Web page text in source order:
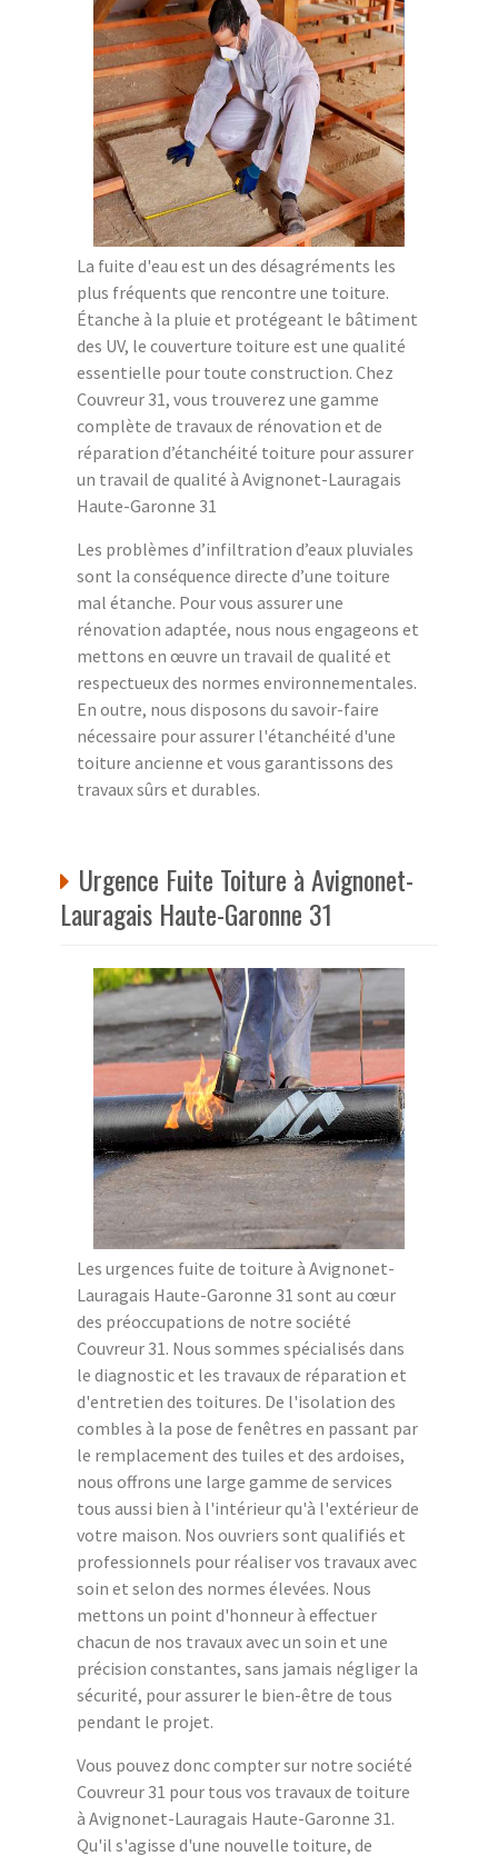
La fuite d'eau est un des désagréments les
plus fréquents que rencontre une toiture.
Étanche à la pluie et protégeant le bâtiment
des UV, le couverture toiture est une qualité
essentielle pour toute construction. Chez
Couvreur 31, vous trouverez une gamme
complète de travaux de rénovation et de
réparation d’étanchéité toiture pour assurer
un travail de qualité à Avignonet-Lauragais
Haute-Garonne 31
Les problèmes d’infiltration d’eaux pluviales
sont la conséquence directe d’une toiture
mal étanche. Pour vous assurer une
rénovation adaptée, nous nous engageons et
mettons en œuvre un travail de qualité et
respectueux des normes environnementales.
En outre, nous disposons du savoir-faire
nécessaire pour assurer l'étanchéité d'une
toiture ancienne et vous garantissons des
travaux sûrs et durables.
Urgence Fuite Toiture à Avignonet-
Lauragais Haute-Garonne 31
Les urgences fuite de toiture à Avignonet-
Lauragais Haute-Garonne 31 sont au cœur
des préoccupations de notre société
Couvreur 31. Nous sommes spécialisés dans
le diagnostic et les travaux de réparation et
d'entretien des toitures. De l'isolation des
combles à la pose de fenêtres en passant par
le remplacement des tuiles et des ardoises,
nous offrons une large gamme de services
tous aussi bien à l'intérieur qu'à l'extérieur de
votre maison. Nos ouvriers sont qualifiés et
professionnels pour réaliser vos travaux avec
soin et selon des normes élevées. Nous
mettons un point d'honneur à effectuer
chacun de nos travaux avec un soin et une
précision constantes, sans jamais négliger la
sécurité, pour assurer le bien-être de tous
pendant le projet.
Vous pouvez donc compter sur notre société
Couvreur 31 pour tous vos travaux de toiture
à Avignonet-Lauragais Haute-Garonne 31.
Qu'il s'agisse d'une nouvelle toiture, de